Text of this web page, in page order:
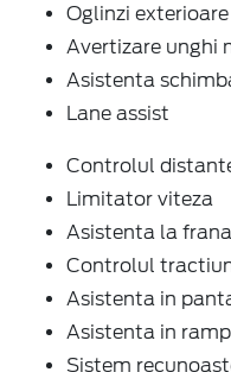
Oglinzi
Avertizare unghi
Asistenta
Lane assist
Controlul
Limitator viteza
Asistenta la
Controlul
Asistenta in
Asistenta in
Sistem